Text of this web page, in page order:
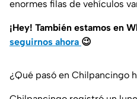
enormes filas de vehículos
¡Hey! También estamos en
seguirnos ahora 😉
¿Qué pasó en Chilpancingo